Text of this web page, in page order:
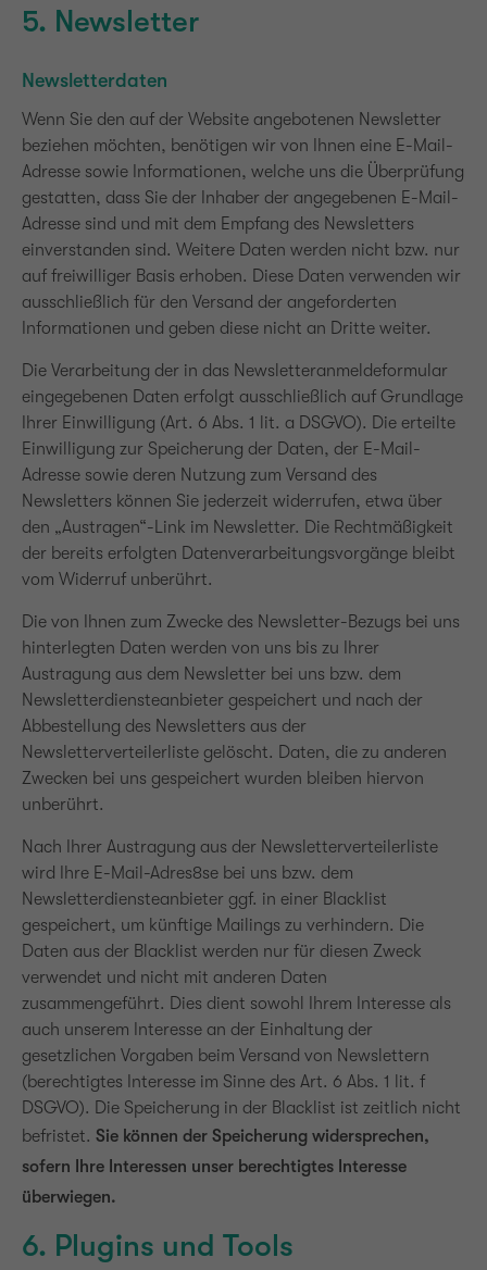
5. Newsletter
Newsletterdaten
Wenn Sie den auf der Website angebotenen Newsletter
beziehen möchten, benötigen wir von Ihnen eine E-Mail-
Adresse sowie Informationen, welche uns die Überprüfung
gestatten, dass Sie der Inhaber der angegebenen E-Mail-
Adresse sind und mit dem Empfang des Newsletters
einverstanden sind. Weitere Daten werden nicht bzw. nur
auf freiwilliger Basis erhoben. Diese Daten verwenden wir
ausschließlich für den Versand der angeforderten
Informationen und geben diese nicht an Dritte weiter.
Die Verarbeitung der in das Newsletteranmeldeformular
eingegebenen Daten erfolgt ausschließlich auf Grundlage
Ihrer Einwilligung (Art. 6 Abs. 1 lit. a DSGVO). Die erteilte
Einwilligung zur Speicherung der Daten, der E-Mail-
Adresse sowie deren Nutzung zum Versand des
Newsletters können Sie jederzeit widerrufen, etwa über
den „Austragen“-Link im Newsletter. Die Rechtmäßigkeit
der bereits erfolgten Datenverarbeitungsvorgänge bleibt
vom Widerruf unberührt.
Die von Ihnen zum Zwecke des Newsletter-Bezugs bei uns
hinterlegten Daten werden von uns bis zu Ihrer
Austragung aus dem Newsletter bei uns bzw. dem
Newsletterdiensteanbieter gespeichert und nach der
Abbestellung des Newsletters aus der
Newsletterverteilerliste gelöscht. Daten, die zu anderen
Zwecken bei uns gespeichert wurden bleiben hiervon
unberührt.
Nach Ihrer Austragung aus der Newsletterverteilerliste
wird Ihre E-Mail-Adres8se bei uns bzw. dem
Newsletterdiensteanbieter ggf. in einer Blacklist
gespeichert, um künftige Mailings zu verhindern. Die
Daten aus der Blacklist werden nur für diesen Zweck
verwendet und nicht mit anderen Daten
zusammengeführt. Dies dient sowohl Ihrem Interesse als
auch unserem Interesse an der Einhaltung der
gesetzlichen Vorgaben beim Versand von Newslettern
(berechtigtes Interesse im Sinne des Art. 6 Abs. 1 lit. f
DSGVO). Die Speicherung in der Blacklist ist zeitlich nicht
befristet. Sie können der Speicherung widersprechen,
sofern Ihre Interessen unser berechtigtes Interesse
überwiegen.
6. Plugins und Tools